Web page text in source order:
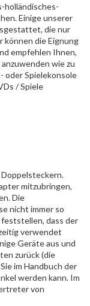
holländisches-
Einige unserer
die nur
können die Eignung
empfehlen Ihnen,
wie zu
oder Spielekonsole
/ Spiele
mitzubringen,
Die
nicht immer so
dass der
verwendet
Geräte aus und
zurück (die
im Handbuch der
werden kann. Im
von